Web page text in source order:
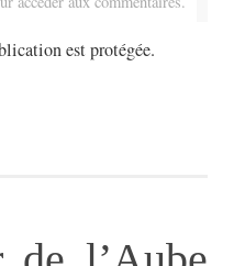
est protégée.